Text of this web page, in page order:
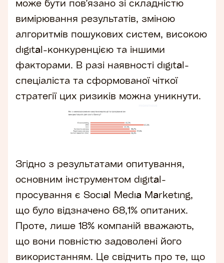
може бути пов’язано зі складністю
вимірювання результатів, зміною
алгоритмів пошукових систем, високою
digital-конкуренцією та іншими
факторами. В разі наявності digital-
спеціаліста та сформованої чіткої
стратегії цих ризиків можна уникнути.
Згідно з результатами опитування,
основним інструментом digital-
просування є Social Media Marketing,
що було відзначено 68,1% опитаних.
Проте, лише 18% компаній вважають,
що вони повністю задоволені його
використанням. Це свідчить про те, що